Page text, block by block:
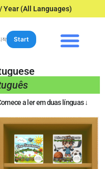
Year (All Languages)
작 Start
a ler em duas línguas ↓